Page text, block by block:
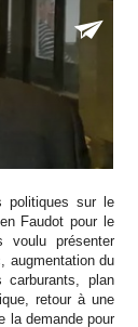
politiques sur le
Faudot pour le
voulu présenter
augmentation du
ts, plan
retour à une
la demande pour